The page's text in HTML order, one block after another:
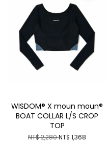
WISDOM® X moun moun®
BOAT COLLAR L/S CROP
TOP
NT$ 2,280NT$ 1,368